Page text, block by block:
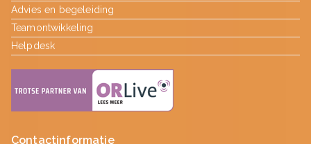
Advies en begeleiding
Teamontwikkeling
Helpdesk
Contactinformatie